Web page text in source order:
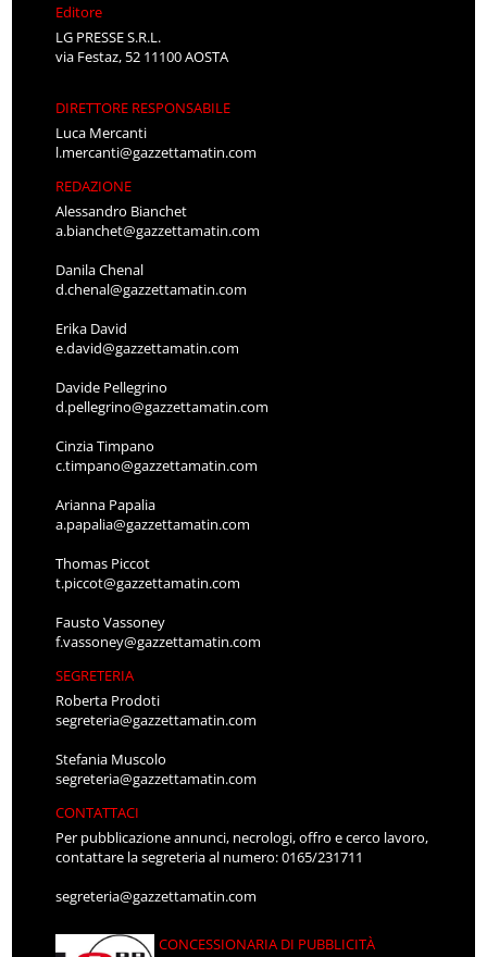
Editore
LG PRESSE S.R.L.
via Festaz, 52 11100 AOSTA
DIRETTORE RESPONSABILE
Luca Mercanti
l.mercanti@gazzettamatin.com
REDAZIONE
Alessandro Bianchet
a.bianchet@gazzettamatin.com
Danila Chenal
d.chenal@gazzettamatin.com
Erika David
e.david@gazzettamatin.com
Davide Pellegrino
d.pellegrino@gazzettamatin.com
Cinzia Timpano
c.timpano@gazzettamatin.com
Arianna Papalia
a.papalia@gazzettamatin.com
Thomas Piccot
t.piccot@gazzettamatin.com
Fausto Vassoney
f.vassoney@gazzettamatin.com
SEGRETERIA
Roberta Prodoti
segreteria@gazzettamatin.com
Stefania Muscolo
segreteria@gazzettamatin.com
CONTATTACI
Per pubblicazione annunci, necrologi, offro e cerco lavoro,
contattare la segreteria al numero: 0165/231711
segreteria@gazzettamatin.com
CONCESSIONARIA DI PUBBLICITÀ